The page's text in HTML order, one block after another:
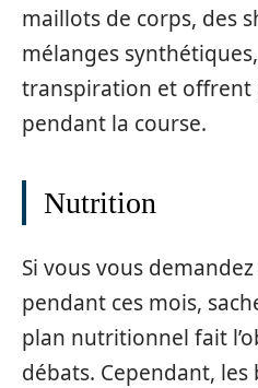
maillots de corps, des
mélanges
transpiration et offrent
pendant la course.
Nutrition
Si vous vous
pendant ces mois,
plan nutritionnel fait
débats. Cependant, les